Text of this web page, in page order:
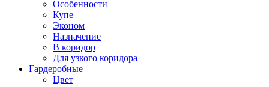
Особенности
Купе
Эконом
Назначение
В коридор
Для узкого коридора
Гардеробные
Цвет